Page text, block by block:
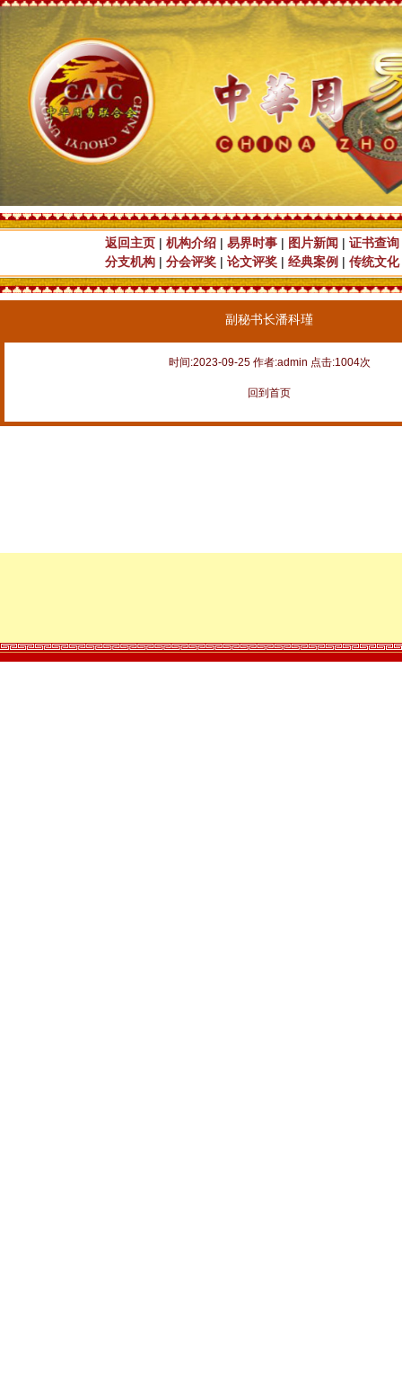
返回主页 | 机构介绍 | 易界时事 | 图片新闻 | 证书查询
分支机构 | 分会评奖 | 论文评奖 | 经典案例 | 传统文化
副秘书长潘科瑾
时间:2023-09-25 作者:admin 点击:1004次
回到首页